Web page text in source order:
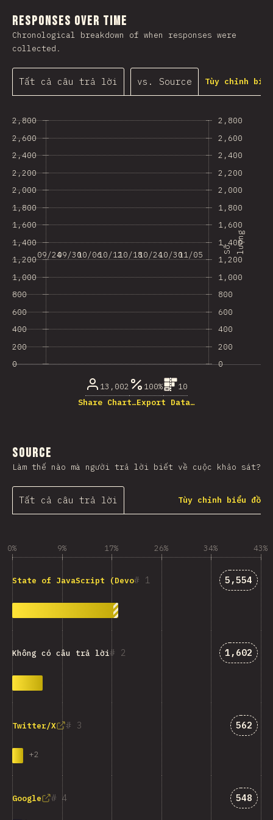
Responses Over Time
Chronological breakdown of when responses were
collected.
Tất cả câu trả lời vs. Source Tùy chỉnh
0
200
400
600
800
1,000
1,200
1,400
1,600
1,800
2,000
2,200
2,400
2,600
2,800
09/2409/3010/0610/1210/1810/2410/3011/05
0
200
400
600
800
1,000
1,200
1,400
1,600
1,800
2,000
2,200
2,400
2,600
2,800
S
ố
l
ư
ợ
n g
13,002 100%
10
Share Chart…Export Data…
Source
Làm thế nào mà người trả lời biết về cuộc khảo sát?
Tất cả câu trả lời Tùy chỉnh biểu đồ
0% 9% 17% 26% 34% 43%
1
State of JavaScript (Devographics) Answers
5,554
2
Không có câu trả lời Answers
1,602
3
Twitter/X
+2
562
4
Google 548